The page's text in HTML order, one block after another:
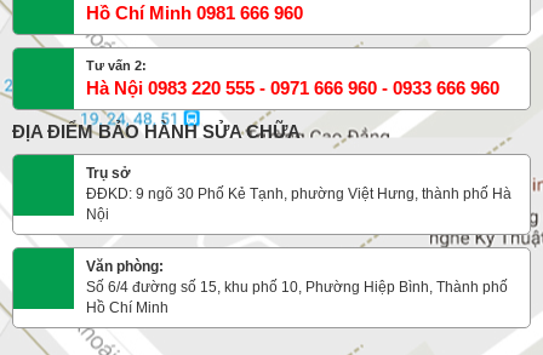
Hồ Chí Minh 0981 666 960
Tư vấn 2:
Hà Nội 0983 220 555 - 0971 666 960 - 0933 666 960
ĐỊA ĐIỂM BẢO HÀNH SỬA CHỮA
Trụ sở
ĐĐKD: 9 ngõ 30 Phố Kẻ Tạnh, phường Việt Hưng, thành phố Hà
Nội
Văn phòng:
Số 6/4 đường số 15, khu phố 10, Phường Hiệp Bình, Thành phố
Hồ Chí Minh